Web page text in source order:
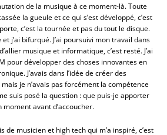
de la musique à ce moment-là. Toute
la gueule et ce qui s’est développé, c’est
c’est la tournée et pas du tout le disque.
et j’ai bifurqué. J’ai poursuivi mon travail dans
musique et informatique, c’est resté. J’ai
pour développer des choses innovantes en
J’avais dans l’idée de créer des
je n’avais pas forcément la compétence
suis posé la question : que puis-je apporter
moment avant d’accoucher.
de musicien et high tech qui m’a inspiré, c’est